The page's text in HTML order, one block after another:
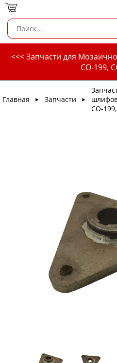
<<< Запчасти для
СО-199,
Главная ► Запчасти ►
СО-